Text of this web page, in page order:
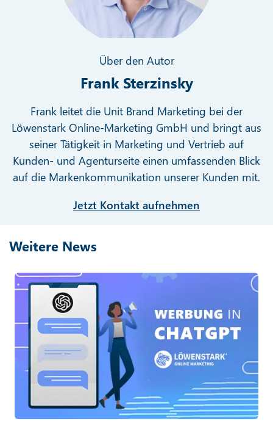
Über den Autor
Frank Sterzinsky
Frank leitet die Unit Brand Marketing bei der
Löwenstark Online-Marketing GmbH und bringt aus
seiner Tätigkeit in Marketing und Vertrieb auf
Kunden- und Agenturseite einen umfassenden Blick
auf die Markenkommunikation unserer Kunden mit.
Jetzt Kontakt aufnehmen
Weitere News